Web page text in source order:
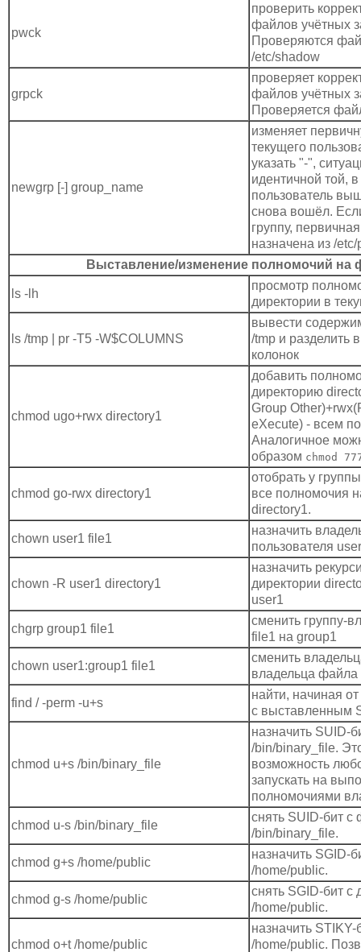
pwck
проверить
файлов учётных
Проверяются
/etc/shadow
grpck
проверяет
файлов учётных
Проверяется
newgrp [-] group_name
изменяет
текущего
указать "-",
идентичной той,
пользователь
снова вошёл.
группу,
назначена из /
Выставление/изменение полномочий на
ls -lh
просмотр
директории в
ls /tmp | pr -T5 -W$COLUMNS
вывести
/tmp и разделить
колонок
chmod ugo+rwx directory1
добавить
директорию
Group
eXecute) - всем
Аналогичное
образом chmod
chmod go-rwx directory1
отобрать у
все полномочия
directory1.
chown user1 file1
назначить
пользователя
chown -R user1 directory1
назначить
директории
user1
chgrp group1 file1
сменить группу-
file1 на group1
chown user1:group1 file1
сменить
владельца файла
find / -perm -u+s
найти, начиная
с выставленным
chmod u+s /bin/binary_file
назначить SUID-
/bin/binary_file.
возможность
запускать на
полномочиями
chmod u-s /bin/binary_file
снять SUID-бит с
/bin/binary_file.
chmod g+s /home/public
назначить SGID-
/home/public.
chmod g-s /home/public
снять SGID-бит с
/home/public.
chmod o+t /home/public
назначить STIKY-
/home/public.